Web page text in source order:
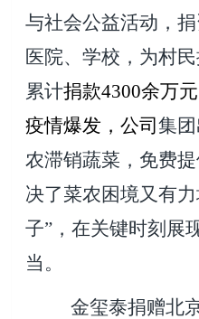
与社会公益活动，捐
医院、学校，为村
累计捐款4300余万
疫情爆发，公司集
农滞销蔬菜，免费
决了菜农困境又有
子”，在关键时刻展
当。
金玺泰捐赠北